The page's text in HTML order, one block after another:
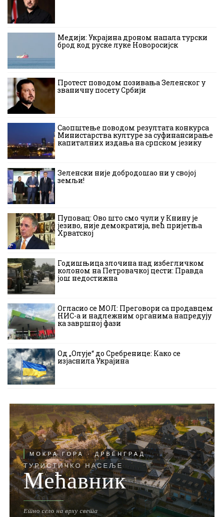
Медији: Украјина дроном напала турски
брод код руске луке Новоросијск
Протест поводом позивања Зеленског у
званичну посету Србији
Саопштење поводом резултата конкурса
Министарства културе за суфинансирање
капиталних издања на српском језику
Зеленски није добродошао ни у својој
земљи!
Пуповац: Ово што смо чули у Книну је
језиво, није демократија, већ пријетња
Хрватској
Годишњица злочина над избегличком
колоном на Петровачкој цести: Правда
још недостижна
Огласио се МОЛ: Преговори са продавцем
НИС-а и надлежним органима напредују
ка завршној фази
Од „Олује“ до Сребренице: Како се
изјаснила Украјина